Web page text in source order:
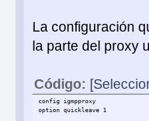
La configuración
la parte del proxy
Código:
config igmpproxy
option quickleave 1